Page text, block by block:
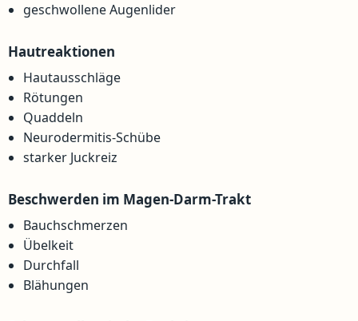
geschwollene Augenlider
Hautreaktionen
Hautausschläge
Rötungen
Quaddeln
Neurodermitis-Schübe
starker Juckreiz
Beschwerden im Magen-Darm-Trakt
Bauchschmerzen
Übelkeit
Durchfall
Blähungen